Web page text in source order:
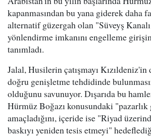
kapanmasından bu yana giderek daha
alternatif güzergah olan "Süveyş
yönlendirme imkanını engelleme
tanımladı.
Jalal, Husilerin çatışmayı Kızıldeniz'in
doğru genişletme tehdidinde
olduğunu savunuyor. Dışarıda bu
Hürmüz Boğazı konusundaki "pazarlık
amaçladığını, içeride ise "Riyad
baskıyı yeniden tesis etmeyi"